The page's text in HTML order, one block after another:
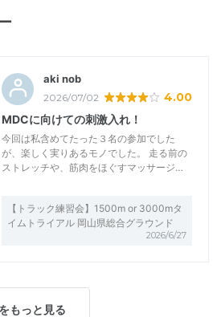
aki nob
2026/07/02 4.00
MDCに向けての刺激入れ！
今回は私含めてたった３名の参加でした
が、楽しく実りあるモノでした。 走る前の
ストレッチや、筋肉をほぐすマッサージ…
【トラック練習会】1500m or 3000mタ
イムトライアル 岡山県総合グラウンド
2026/6/27
もっと見る